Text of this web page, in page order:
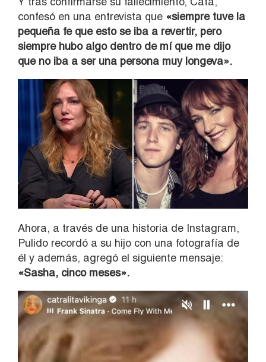
confesó en una entrevista que «siempre tuve la
pequeña fe que esto se iba a revertir, pero
siempre hubo algo dentro de mí que me dijo
que no iba a ser una persona muy longeva».
Ahora, a través de una historia de Instagram,
Pulido recordó a su hijo con una fotografía de
él y además, agregó el siguiente mensaje:
«Sasha, cinco meses».